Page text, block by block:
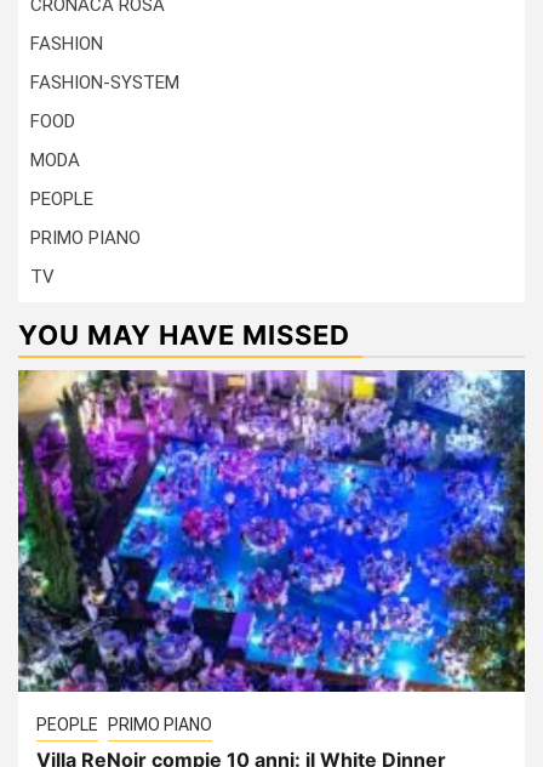
FASHION
FASHION-SYSTEM
FOOD
MODA
PEOPLE
PRIMO PIANO
TV
YOU MAY HAVE MISSED
PEOPLE PRIMO PIANO
Villa ReNoir compie 10 anni: il White Dinner